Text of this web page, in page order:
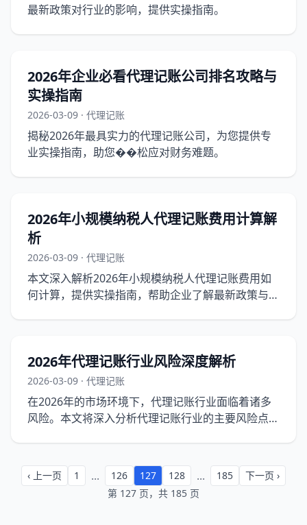
最新政策对行业的影响，提供实操指南。
2026年企业必看代理记账公司排名攻略与
实操指南
2026-03-09 · 代理记账
揭秘2026年最具实力的代理记账公司，为您提供专
业实操指南，助您��松应对财务难题。
2026年小规模纳税人代理记账费用计算解
析
2026-03-09 · 代理记账
本文深入解析2026年小规模纳税人代理记账费用如
何计算，提供实操指南，帮助企业了解最新政策与市
2026年代理记账行业风险深度解析
2026-03-09 · 代理记账
在2026年的市场环境下，代理记账行业面临着诸多
风险。本文将深入分析代理记账行业的主要风险点，
‹ 上一页 1 ... 126 127 128 ... 185
下一页 ›
第 127 页，共 185 页